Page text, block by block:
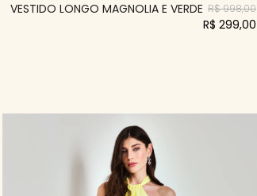
VESTIDO LONGO MAGNOLIA E VERDE R$ 998,00
R$ 299,00